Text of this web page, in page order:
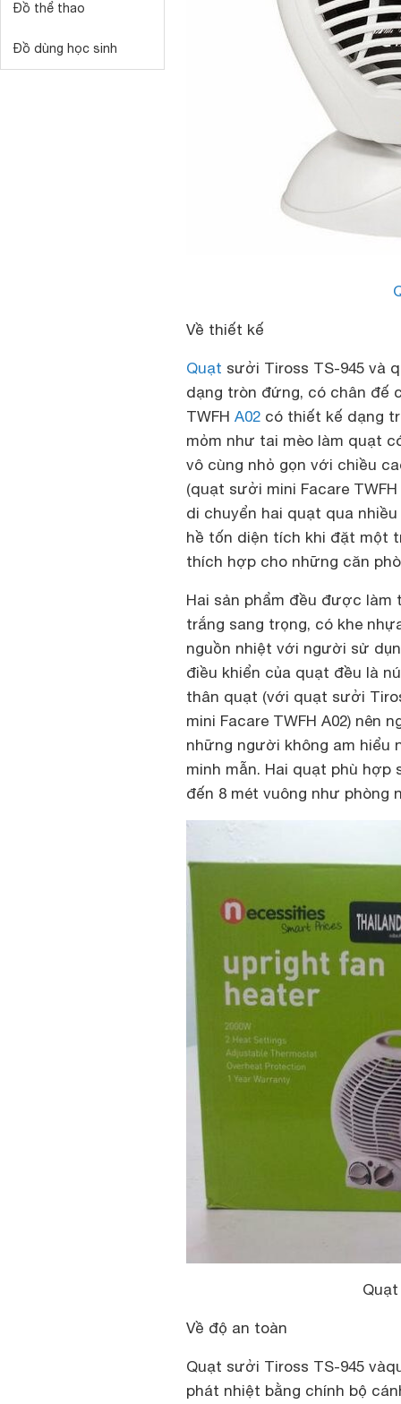
Đồ thể thao
Đồ dùng học sinh
Về thiết kế
Quạt sưởi Tiross TS-945 và
dạng tròn đứng, có chân đế
TWFH A02 có thiết kế dạng
mỏm như tai mèo làm quạt
vô cùng nhỏ gọn với chiều
(quạt sưởi mini Facare
di chuyển hai quạt qua
hề tốn diện tích khi đặt một
thích hợp cho những căn
Hai sản phẩm đều được làm
trắng sang trọng, có khe
nguồn nhiệt với người sử
điều khiển của quạt đều là
thân quạt (với quạt sưởi
mini Facare TWFH A02) nên
những người không am hiểu
minh mẫn. Hai quạt phù
đến 8 mét vuông như phòng
Về độ an toàn
Quạt sưởi Tiross TS-945
phát nhiệt bằng chính bộ